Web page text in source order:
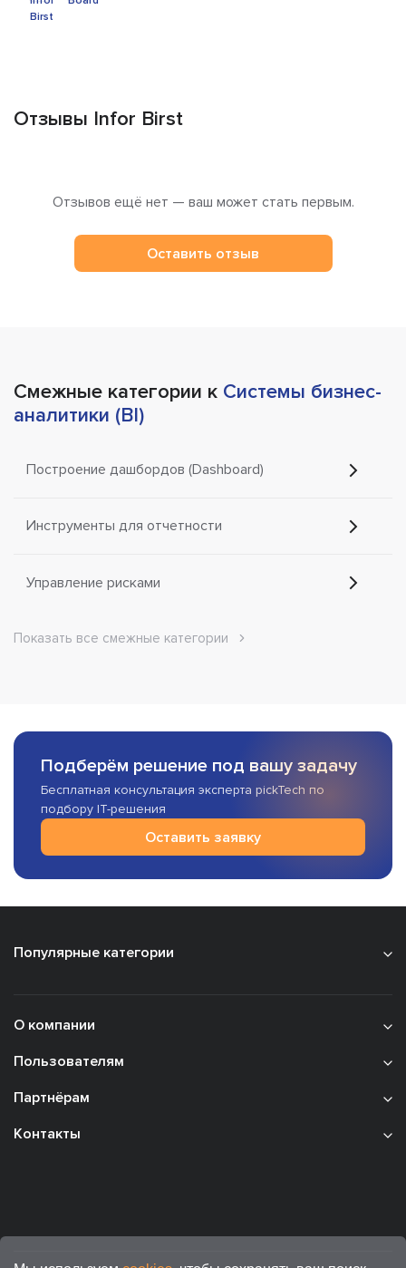
Отзывы Infor Birst
Отзывов ещё нет — ваш может стать первым.
Оставить отзыв
Смежные категории к Системы бизнес-
аналитики (BI)
Построение дашбордов (Dashboard)
Инструменты для отчетности
Управление рисками
Показать все смежные категории
Подберём решение под вашу задачу
Бесплатная консультация эксперта pickTech по
подбору IT-решения
Оставить заявку
Популярные категории
О компании
Пользователям
Партнёрам
Контакты